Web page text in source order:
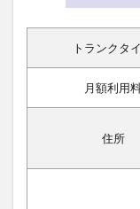
トランクタ
月額利用
住所